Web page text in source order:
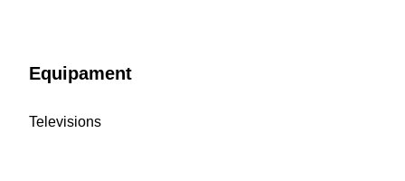
Equipament
Televisions